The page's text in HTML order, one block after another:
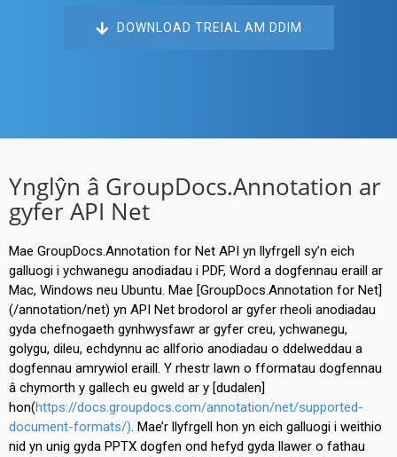
DOWNLOAD TREIAL AM DDIM
Ynglŷn â GroupDocs.Annotation ar
gyfer API Net
Mae GroupDocs.Annotation for Net API yn llyfrgell sy’n eich
galluogi i ychwanegu anodiadau i PDF, Word a dogfennau eraill ar
Mac, Windows neu Ubuntu. Mae [GroupDocs.Annotation for Net]
(/annotation/net) yn API Net brodorol ar gyfer rheoli anodiadau
gyda chefnogaeth gynhwysfawr ar gyfer creu, ychwanegu,
golygu, dileu, echdynnu ac allforio anodiadau o ddelweddau a
dogfennau amrywiol eraill. Y rhestr lawn o fformatau dogfennau
â chymorth y gallech eu gweld ar y [dudalen]
hon(https://docs.groupdocs.com/annotation/net/supported-
document-formats/). Mae’r llyfrgell hon yn eich galluogi i weithio
nid yn unig gyda PPTX dogfen ond hefyd gyda llawer o fathau